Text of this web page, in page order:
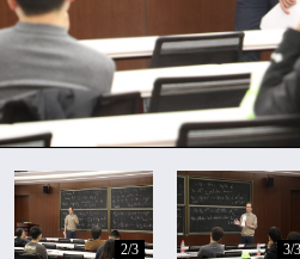
2/3 3/3